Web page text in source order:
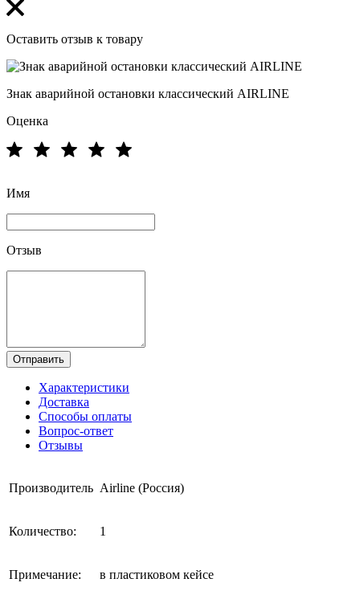
Оставить отзыв к товару
Знак аварийной остановки классический AIRLINE
Оценка
Имя
Отзыв
Отправить
Характеристики
Доставка
Способы оплаты
Вопрос-ответ
Отзывы
Производитель Airline (Россия)
Количество: 1
Примечание: в пластиковом кейсе